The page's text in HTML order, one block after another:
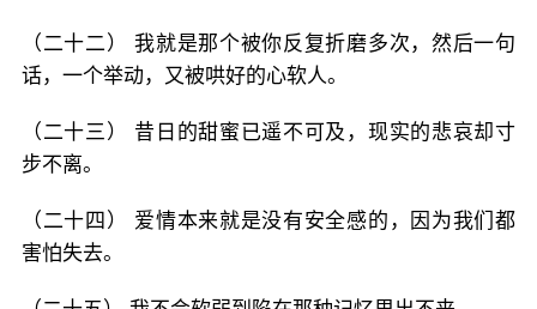
（二十二） 我就是那个被你反复折磨多次，然后一句
话，一个举动，又被哄好的心软人。
（二十三） 昔日的甜蜜已遥不可及，现实的悲哀却寸
步不离。
（二十四） 爱情本来就是没有安全感的，因为我们都
害怕失去。